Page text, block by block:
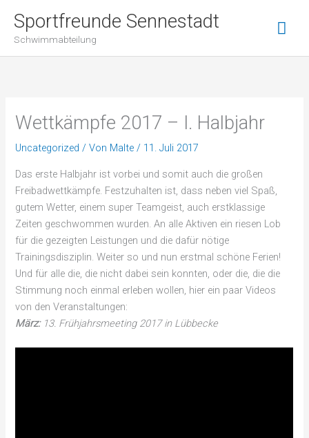
Inhalt
springen
Sportfreunde Sennestadt
Schwimmabteilung
Wettkämpfe 2017 – I. Halbjahr
Uncategorized / Von Malte/ 11. Juli 2017
Das erste Halbjahr ist vorbei und somit auch die großen
Freibadwettkämpfe. Festzuhalten ist, dass neben viel Spaß,
gutem Wetter, einem super Teamgeist, auch erstklassige
Zeiten geschwommen wurden. An alle Aktiven ein riesen Lob
für die gezeigten Leistungen und die dafür nötige
Trainingsdisziplin. Weiter so und nun erstmal schöne Ferien!
Und für alle die, die nicht dabei sein konnten, oder die, die die
Stimmung noch einmal erleben wollen, hier ein paar Videos
von den Veranstaltungen:
März: 13. Frühjahrsmeeting 2017 in Lübbecke